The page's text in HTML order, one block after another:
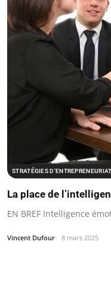
STRATÉGIES D'ENTREPRENEURIAT
La place de
EN BREF Intelligence
Vincent Dufour 8 mars 2025